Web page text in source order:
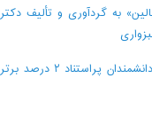
به گردآوری و تألیف دکتر
یازده پژوهشگر دانشگاه حکیم سبزواری در جمع دانشمندان پراستناد ۲ درصد برتر